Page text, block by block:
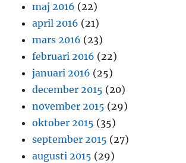
maj 2016 (22)
april 2016 (21)
mars 2016 (23)
februari 2016 (22)
januari 2016 (25)
december 2015 (20)
november 2015 (29)
oktober 2015 (35)
september 2015 (27)
augusti 2015 (29)